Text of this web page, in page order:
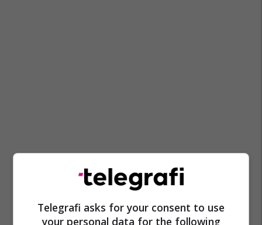
Telegrafi asks for your consent to use
your personal data for the following